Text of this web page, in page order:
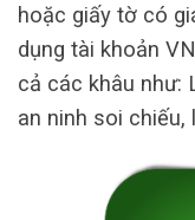
hoặc giấy tờ có
dụng tài khoản
cả các khâu như:
an ninh soi chiếu,